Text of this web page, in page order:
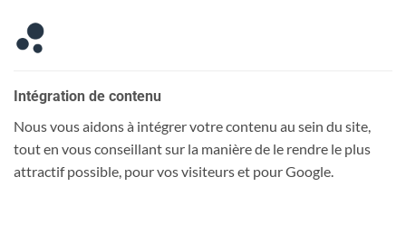
Intégration de contenu
Nous vous aidons à intégrer votre contenu au sein du site,
tout en vous conseillant sur la manière de le rendre le plus
attractif possible, pour vos visiteurs et pour Google.